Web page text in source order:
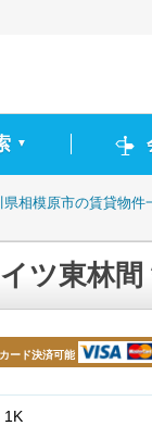
▼
県相模原市の賃貸物件
ツ東林間
ード決済可能
1K